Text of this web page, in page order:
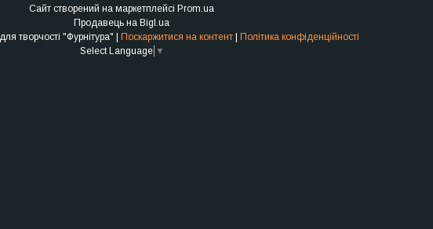
Сайт створений на маркетплейсі Prom.ua
Продавець на Bigl.ua
Інтернет-магазин товарів для творчості "Фурнітура" | Поскаржитися на контент | Політика конфіденційності
Select Language ▼